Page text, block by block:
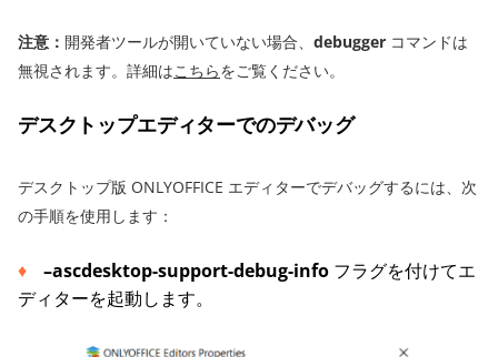
注意： 開発者ツールが開いていない場合、 debugger コマンドは
無視されます。詳細はこちらをご覧ください。
デスクトップエディターでのデバッグ
デスクトップ版 ONLYOFFICE エディターでデバッグするには、次
の手順を使用します：
–ascdesktop-support-debug-info フラグを付けてエ
ディターを起動します。